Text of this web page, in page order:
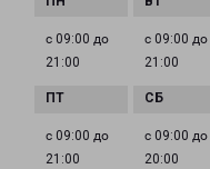
с 09:00 до
21:00
с 09:00 до
21:00
с 09:00 до
21:00
с 09:00 до
20:00